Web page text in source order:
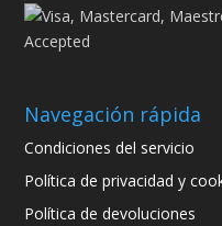
Navegación rápida
Condiciones del servicio
Política de privacidad y
Política de devoluciones